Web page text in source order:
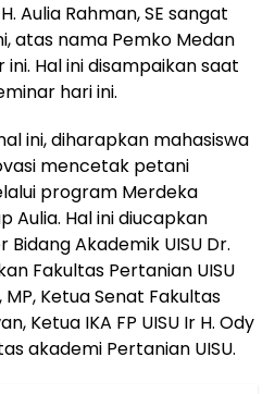
Aulia Rahman, SE sangat
atas nama Pemko Medan
Hal ini disampaikan saat
hari ini.
ini, diharapkan mahasiswa
mencetak petani
program Merdeka
Aulia. Hal ini diucapkan
Akademik UISU Dr.
Fakultas Pertanian UISU
MP, Ketua Senat Fakultas
Ketua IKA FP UISU Ir H. Ody
akademi Pertanian UISU.